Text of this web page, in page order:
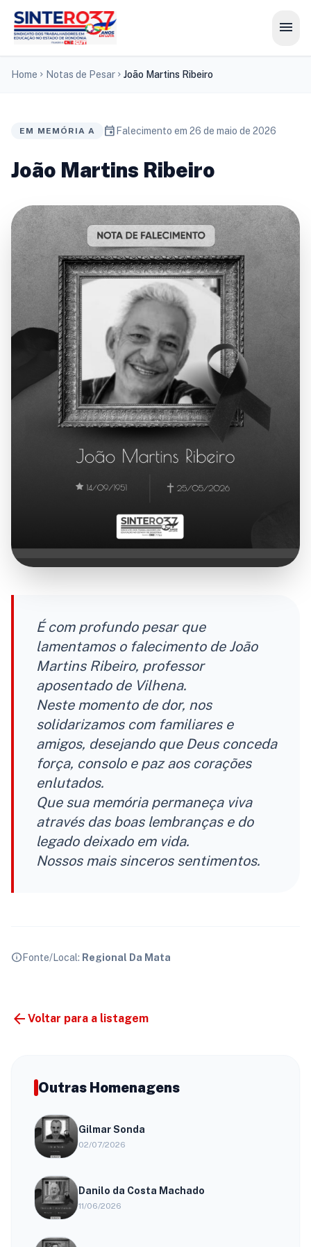
menu
Home chevron_right Notas de Pesar chevron_right João Martins Ribeiro
EM MEMÓRIA A event Falecimento em 26 de maio de 2026
João Martins Ribeiro
É com profundo pesar que
lamentamos o falecimento de João
Martins Ribeiro, professor
aposentado de Vilhena.
Neste momento de dor, nos
solidarizamos com familiares e
amigos, desejando que Deus conceda
força, consolo e paz aos corações
enlutados.
Que sua memória permaneça viva
através das boas lembranças e do
legado deixado em vida.
Nossos mais sinceros sentimentos.
info Fonte/Local: Regional Da Mata
arrow_back Voltar para a listagem
Outras Homenagens
Gilmar Sonda
02/07/2026
Danilo da Costa Machado
11/06/2026